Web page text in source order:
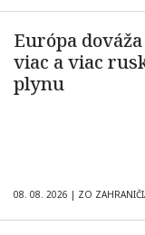
Európa
viac a viac
plynu
08. 08. 2026 | ZO